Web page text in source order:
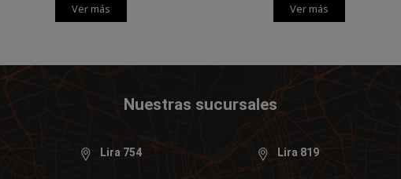
Ver más Ver más
Nuestras sucursales
Lira 754 Lira 819